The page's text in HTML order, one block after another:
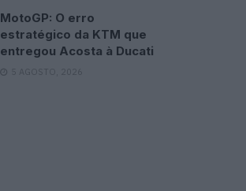
MotoGP: O erro
estratégico da KTM que
entregou Acosta à Ducati
5 AGOSTO, 2026